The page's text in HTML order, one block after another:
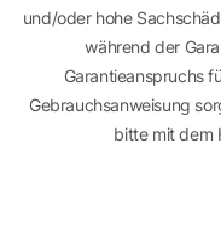
und/oder hohe
während der
Garantieanspruchs
Gebrauchsanweisung
bitte mit dem